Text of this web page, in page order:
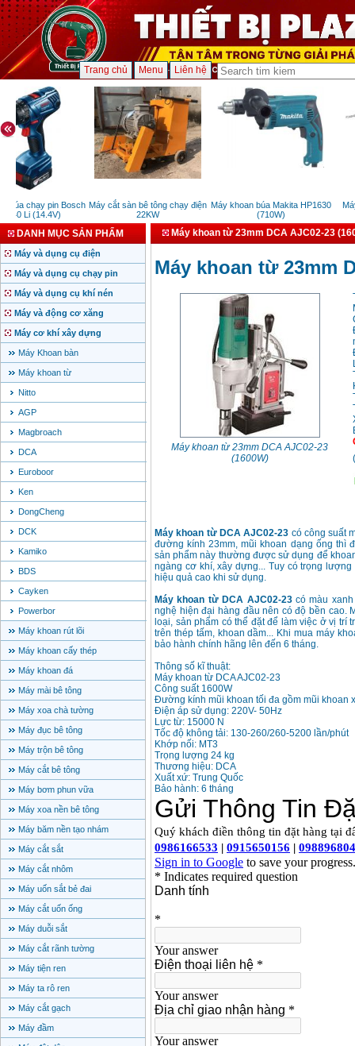
Trang chủ Menu Liên hệ
búa chạy pin Bosch
Li (14.4V)
Máy cắt sàn bê tông chạy điện
22KW
Máy khoan búa Makita HP1630
(710W)
DANH MỤC SẢN PHẨM
Máy và dụng cụ điện
Máy và dụng cụ chạy pin
Máy và dụng cụ khí nén
Máy và động cơ xăng
Máy cơ khí xây dựng
Máy Khoan bàn
Máy khoan từ
Nitto
AGP
Magbroach
DCA
Euroboor
Ken
DongCheng
DCK
Kamiko
BDS
Cayken
Powerbor
Máy khoan rút lõi
Máy khoan cấy thép
Máy khoan đá
Máy mài bê tông
Máy xoa chà tường
Máy đục bê tông
Máy trộn bê tông
Máy cắt bê tông
Máy bơm phun vữa
Máy xoa nền bê tông
Máy băm nền tạo nhám
Máy cắt sắt
Máy cắt nhôm
Máy uốn sắt bẻ đai
Máy cắt uốn ống
Máy duỗi sắt
Máy cắt rãnh tường
Máy tiện ren
Máy ta rô ren
Máy cắt gạch
Máy đầm
Máy khoan từ 23mm DCA AJC02-23
Máy khoan từ 23mm
Máy khoan từ 23mm DCA AJC02-23
(1600W)
(
Máy khoan từ DCA AJC02-23 có công suất
đường kính 23mm, mũi khoan dạng ống thì
sản phẩm này thường được sử dụng để
ngàng cơ khí, xây dựng... Tuy có trọng
hiệu quả cao khi sử dụng.
Máy khoan từ DCA AJC02-23có màu xanh
nghệ hiện đại hàng đầu nên có độ bền cao.
loại, sản phẩm có thể đặt để làm việc ở vị trí
trên thép tấm, khoan dầm... Khi mua máy
bảo hành chính hãng lên đến 6 tháng.
Thông số kĩ thuật:
Máy khoan từ DCA AJC02-23
Công suất 1600W
Đường kính mũi khoan tối đa gồm mũi khoan
Điện áp sử dụng: 220V- 50Hz
Lực từ: 15000 N
Tốc độ không tải: 130-260/260-5200 lần/phút
Khớp nối: MT3
Trọng lượng 24 kg
Thương hiệu: DCA
Xuất xứ: Trung Quốc
Bảo hành: 6 tháng